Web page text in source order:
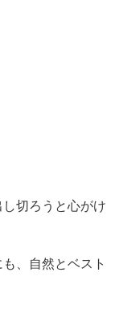
切ろうと心がけ
、自然とベスト